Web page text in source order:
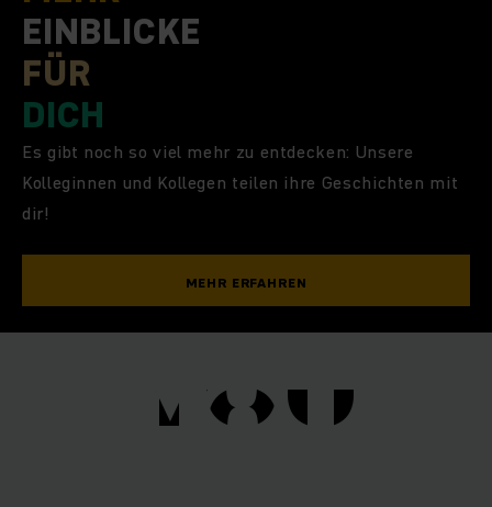
EINBLICKE
FÜR
DICH
Es gibt noch so viel mehr zu entdecken: Unsere
Kolleginnen und Kollegen teilen ihre Geschichten mit
dir!
MEHR ERFAHREN
YOU
YOU